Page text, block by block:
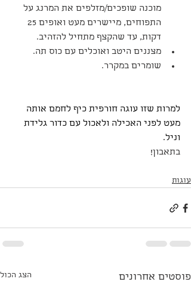
מוכנה שופכים/מזלפים את המרנג על
דקות, עד שהקצף מתחיל להזהיב.
מצננים היטב ואוכלים עם כוס תה.
שומרים במקרר.
למרות שזו עוגה חורפית כיף לחמם אותה
מעט לפני האכילה ולאכול עם כדור גלידת
וניל.
בתאבון!
עוגות
פוסטים אחרונים הצג הכול